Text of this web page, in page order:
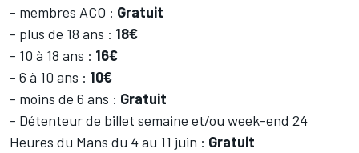
- membres ACO : Gratuit
- plus de 18 ans : 18€
- 10 à 18 ans : 16€
- 6 à 10 ans : 10€
- moins de 6 ans : Gratuit
- Détenteur de billet semaine et/ou week-end 24
Heures du Mans du 4 au 11 juin : Gratuit